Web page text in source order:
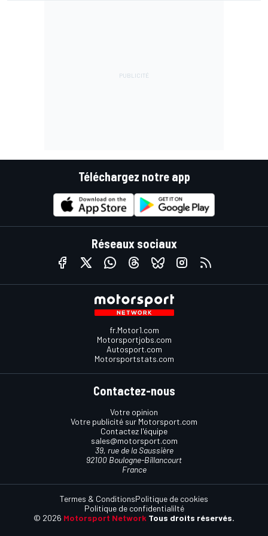
Téléchargez notre app
Réseaux sociaux
fr.Motor1.com
Motorsportjobs.com
Autosport.com
Motorsportstats.com
Contactez-nous
Votre opinion
Votre publicité sur Motorsport.com
Contactez l'équipe
sales@motorsport.com
39, rue de la Saussière
92100 Boulogne-Billancourt
France
© 2026 Motorsport Network Tous droits réservés.
Termes & ConditionsPolitique de cookies
Politique de confidentialilté